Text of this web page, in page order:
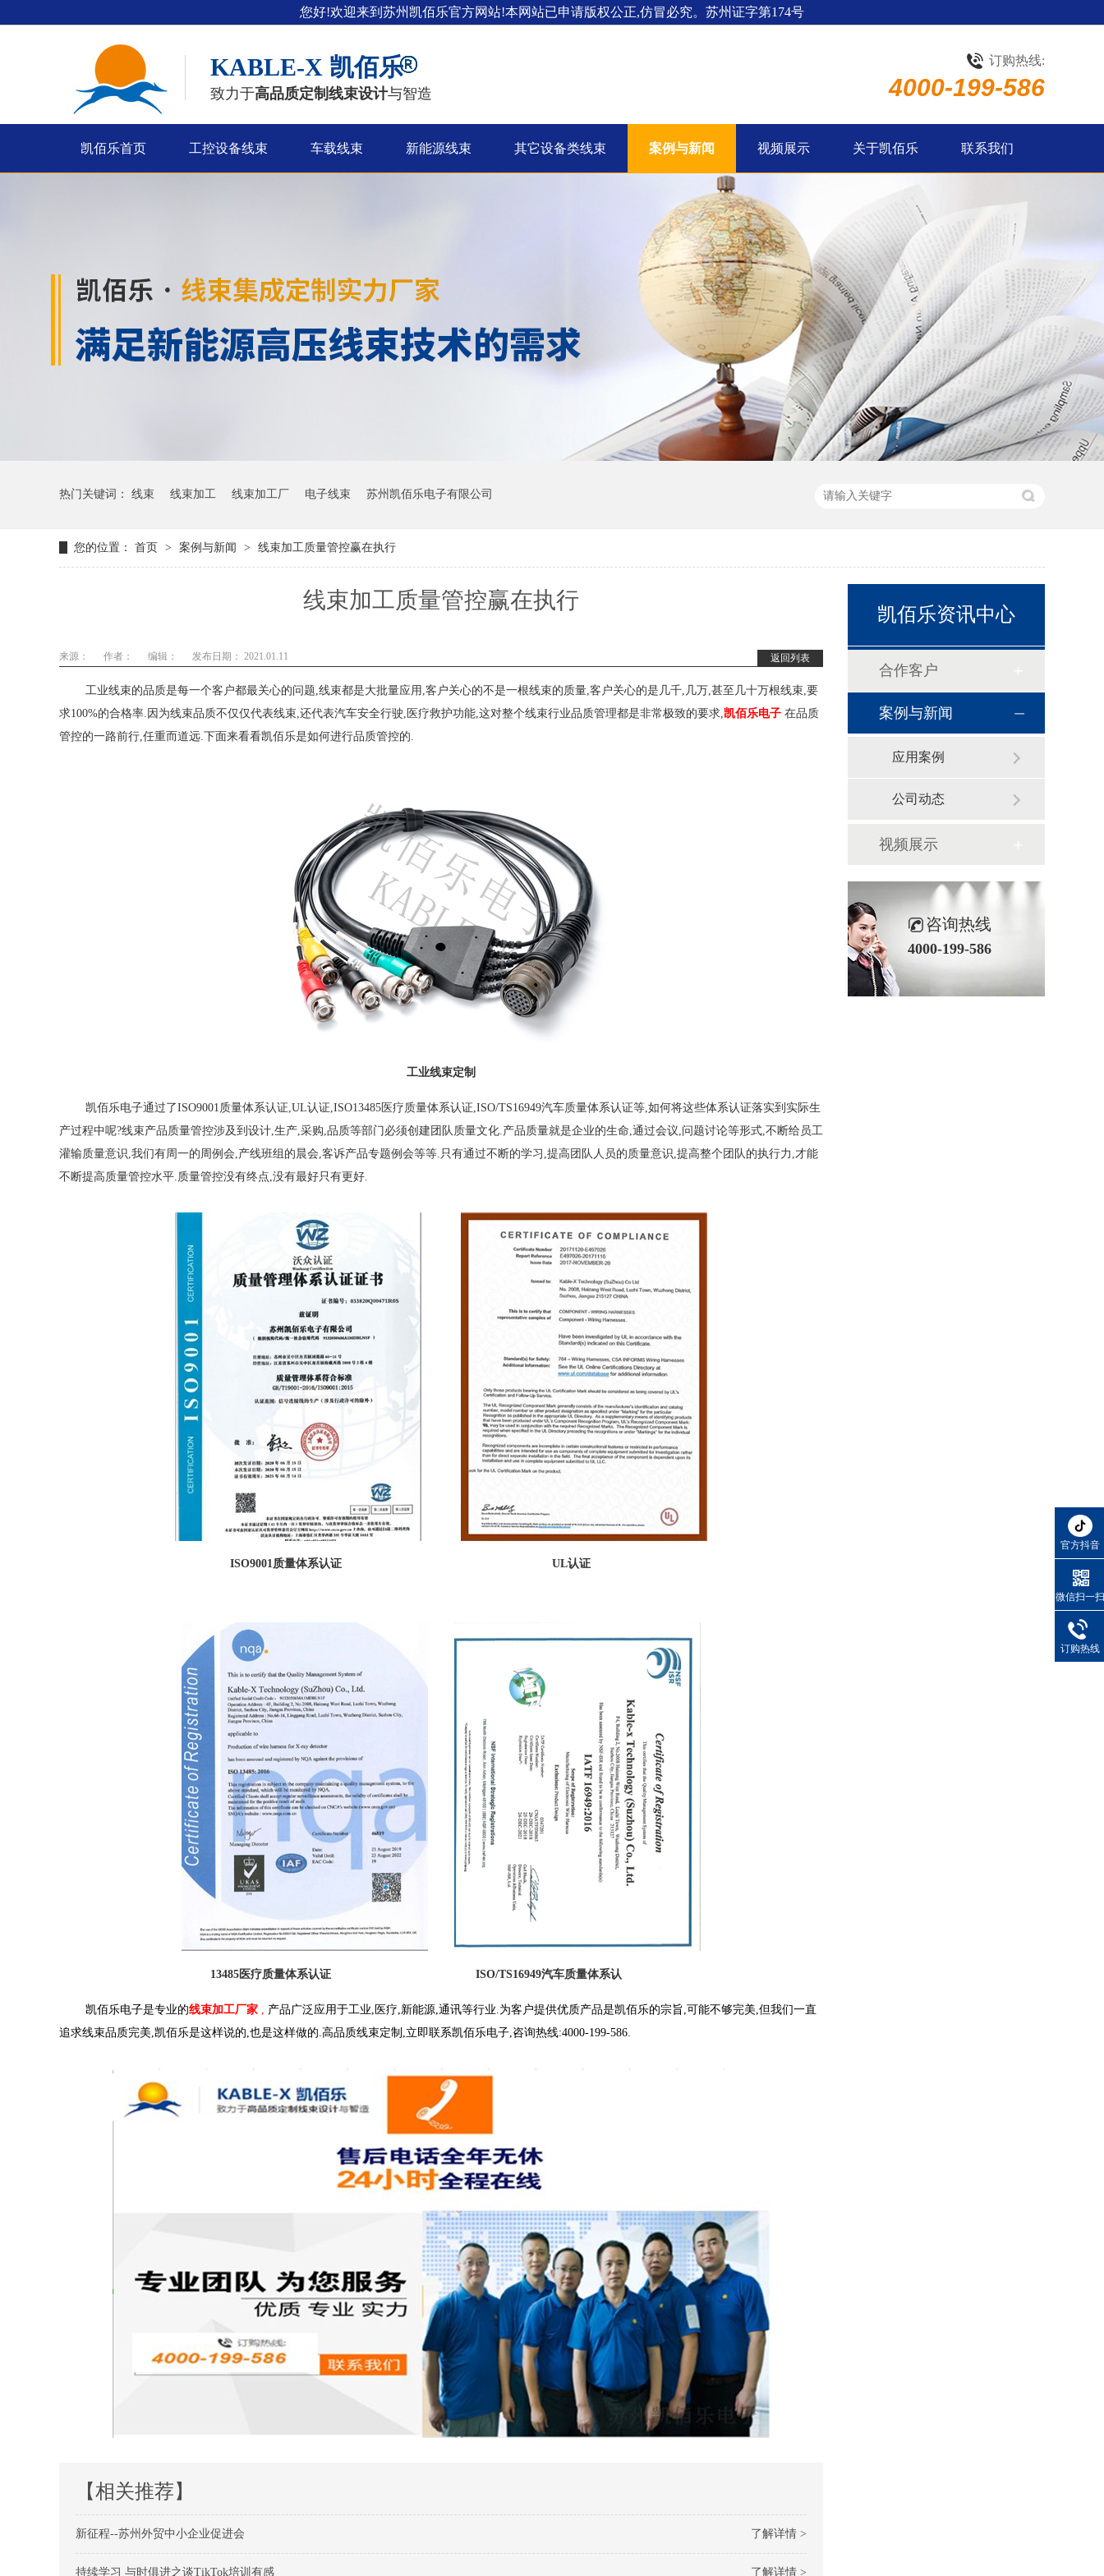
您好!欢迎来到苏州凯佰乐官方网站!本网站已申请版权公正,仿冒必究。苏州证字第174号
KABLE-X 凯佰乐
致力于高品质定制线束设计与智造
订购热线:
4000-199-586
凯佰乐首页 工控设备线束 车载线束 新能源线束 其它设备类线束 案例与新闻 视频展示 关于凯佰乐 联系我们
热门关键词： 线束 线束加工 线束加工厂 电子线束 苏州凯佰乐电子有限公司
您的位置： 首页 > 案例与新闻 > 线束加工质量管控赢在执行
线束加工质量管控赢在执行
返回列表
来源： 作者： 编辑： 发布日期： 2021.01.11
工业线束的品质是每一个客户都最关心的问题,线束都是大批量应用,客户关心的不是一根线束的质量,客户关心的是几千,几万,甚至几十万根线束,要
求100%的合格率.因为线束品质不仅仅代表线束,还代表汽车安全行驶,医疗救护功能,这对整个线束行业品质管理都是非常极致的要求,凯佰乐电子 在品质
管控的一路前行,任重而道远.下面来看看凯佰乐是如何进行品质管控的.
工业线束定制
凯佰乐电子通过了ISO9001质量体系认证,UL认证,ISO13485医疗质量体系认证,ISO/TS16949汽车质量体系认证等,如何将这些体系认证落实到实际生
产过程中呢?线束产品质量管控涉及到设计,生产,采购,品质等部门必须创建团队质量文化.产品质量就是企业的生命,通过会议,问题讨论等形式,不断给员工
灌输质量意识,我们有周一的周例会,产线班组的晨会,客诉产品专题例会等等.只有通过不断的学习,提高团队人员的质量意识,提高整个团队的执行力,才能
不断提高质量管控水平.质量管控没有终点,没有最好只有更好.
ISO9001质量体系认证 UL认证
13485医疗质量体系认证 ISO/TS16949汽车质量体系认
凯佰乐电子是专业的线束加工厂家 , 产品广泛应用于工业,医疗,新能源,通讯等行业.为客户提供优质产品是凯佰乐的宗旨,可能不够完美,但我们一直
追求线束品质完美,凯佰乐是这样说的,也是这样做的.高品质线束定制,立即联系凯佰乐电子,咨询热线:4000-199-586.
【相关推荐】
了解详情 >
新征程--苏州外贸中小企业促进会
了解详情 >
持续学习 与时俱进之谈TikTok培训有感
凯佰乐资讯中心
合作客户
案例与新闻
应用案例
公司动态
视频展示
咨询热线
4000-199-586
官方抖音
微信扫一扫
订购热线